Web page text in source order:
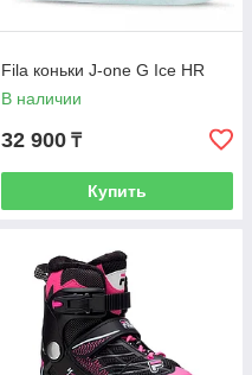
Fila коньки J-one G Ice HR
В наличии
32 900 ₸
Купить